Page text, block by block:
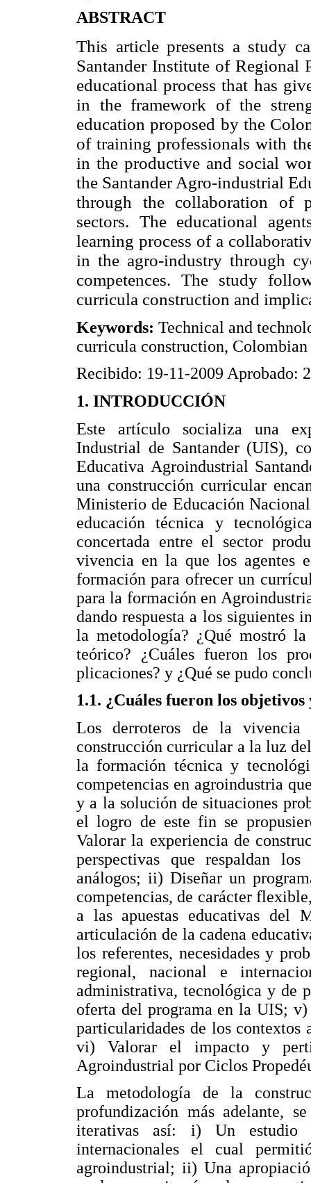
ABSTRACT
This article presents a study
Santander Institute of Regional
educational process that has
in the framework of the
education proposed by the
of training professionals with
in the productive and social
the Santander Agro-industrial
through the collaboration of
sectors. The educational
learning process of a
in the agro-industry through
competences. The study
curricula construction and
Keywords: Technical and
curricula construction, Colombian
Recibido: 19-11-2009 Aprobado:
1. INTRODUCCIÓN
Este artículo socializa una
Industrial de Santander (UIS),
Educativa Agroindustrial
una construcción curricular
Ministerio de Educación
educación técnica y
concertada entre el sector
vivencia en la que los agentes
formación para ofrecer un
para la formación en
dando respuesta a los siguientes
la metodología? ¿Qué mostró
teórico? ¿Cuáles fueron los
plicaciones? y ¿Qué se pudo
1.1. ¿Cuáles fueron los
Los derroteros de la
construcción curricular a la luz
la formación técnica y
competencias en agroindustria
y a la solución de situaciones
el logro de este fin se
Valorar la experiencia de
perspectivas que respaldan
análogos; ii) Diseñar un
competencias, de carácter
a las apuestas educativas del
articulación de la cadena
los referentes, necesidades y
regional, nacional e
administrativa, tecnológica y de
oferta del programa en la UIS;
particularidades de los
vi) Valorar el impacto y
Agroindustrial por Ciclos
La metodología de la
profundización más adelante,
iterativas así: i) Un estudio
internacionales el cual
agroindustrial; ii) Una